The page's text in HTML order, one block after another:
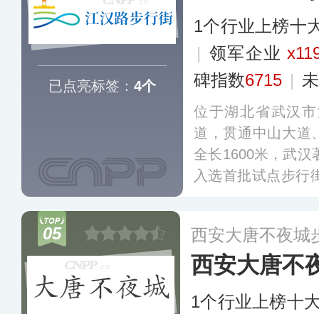
已点亮标签： 4个
1个行业上榜十
| 领军企业
碑指数6715 |
位于湖北省武汉
道，贯通中山大道
全长1600米，武汉
入选首批试点步行
05 西安大唐不夜城
西安大唐不
1个行业上榜十